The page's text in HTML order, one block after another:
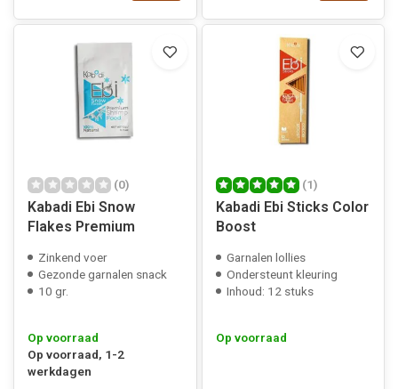
(0)
Kabadi Ebi Snow
Flakes Premium
Zinkend voer
Gezonde garnalen snack
10 gr.
Op voorraad
Op voorraad, 1-2
werkdagen
(1)
Kabadi Ebi Sticks Color
Boost
Garnalen lollies
Ondersteunt kleuring
Inhoud: 12 stuks
Op voorraad